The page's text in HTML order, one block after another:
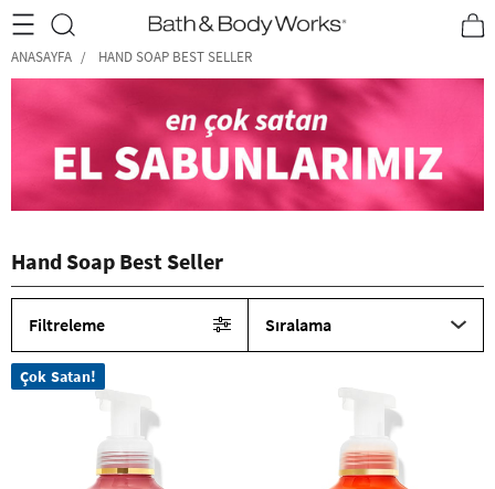
•2200₺ ve Üzeri Kargo Ücretsiz!• *Promosyon Detayları
ANASAYFA HAND SOAP BEST SELLER
Hand Soap Best Seller
Filtreleme Sıralama
Çok Satan!